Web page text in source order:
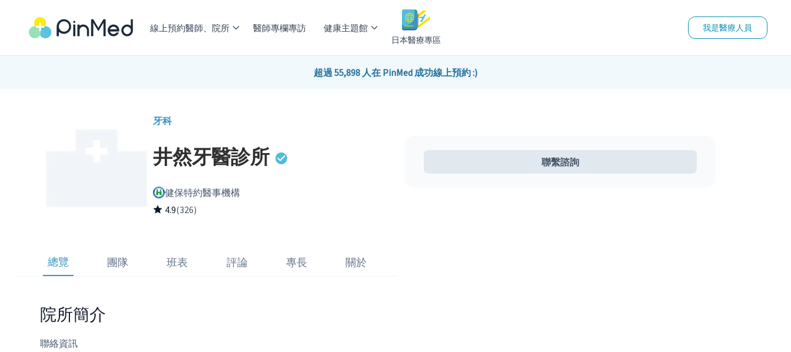
線上預約醫師、院所 醫師專欄專訪 健康主題館
日本醫療專區
我是醫療人員
超過 55,898 人在 PinMed 成功線上預約 :)
牙科
井然牙醫診所
健保特約醫事機構
4.9(326)
總覽 團隊 班表 評論 專長 關於
院所簡介
聯絡資訊
聯繫諮詢